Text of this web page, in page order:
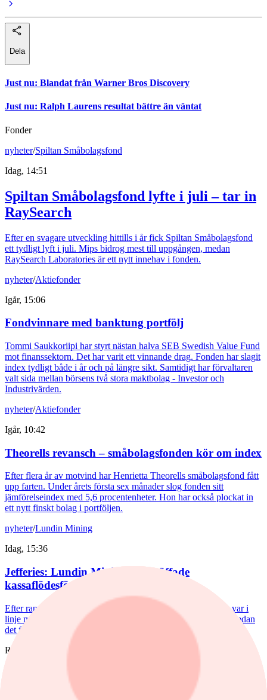
Dela
Just nu: Blandat från Warner Bros Discovery
Just nu: Ralph Laurens resultat bättre än väntat
Fonder
nyheter/Spiltan Småbolagsfond
Idag, 14:51
Spiltan Småbolagsfond lyfte i juli – tar in
RaySearch
Efter en svagare utveckling hittills i år fick Spiltan Småbolagsfond
ett tydligt lyft i juli. Mips bidrog mest till uppgången, medan
RaySearch Laboratories är ett nytt innehav i fonden.
nyheter/Aktiefonder
Igår, 15:06
Fondvinnare med banktung portfölj
Tommi Saukkoriipi har styrt nästan halva SEB Swedish Value Fund
mot finanssektorn. Det har varit ett vinnande drag. Fonden har slagit
index tydligt både i år och på längre sikt. Samtidigt har förvaltaren
valt sida mellan börsens två stora maktbolag - Investor och
Industrivärden.
nyheter/Aktiefonder
Igår, 10:42
Theorells revansch – småbolagsfonden kör om index
Efter flera år av motvind har Henrietta Theorells småbolagsfond fått
upp farten. Under årets första sex månader slog fonden sitt
jämförelseindex med 5,6 procentenheter. Hon har också plockat in
ett nytt finskt bolag i portföljen.
nyheter/Lundin Mining
Idag, 15:36
Jefferies: Lundin Mining överträffade
kassaflödesförväntningarna
Efter rapporten bedömer Jefferies att Lundin Minings ebitda var i
linje med analyshusets egen prognos men under konsensus, medan
det fria kassaflödet överträffade förväntningarna.
Rapporter